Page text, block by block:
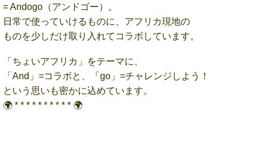
= Andogo（アンドゴー）。
日常で使っていけるものに、アフリカ現地の
ものを少しだけ取り入れてコラボしています。
「ちょいアフリカ」をテーマに、
「And」=コラボと、「go」=チャレンジしよう！
という思いも密かに込めています。
🌍 * * * * * * * * * * 🌍